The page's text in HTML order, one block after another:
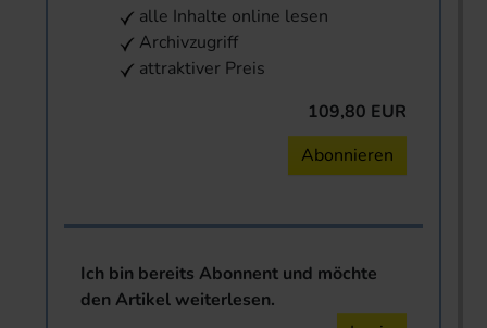
alle Inhalte online lesen
Archivzugriff
attraktiver Preis
109,80 EUR
Abonnieren
Ich bin bereits Abonnent und möchte
den Artikel weiterlesen.